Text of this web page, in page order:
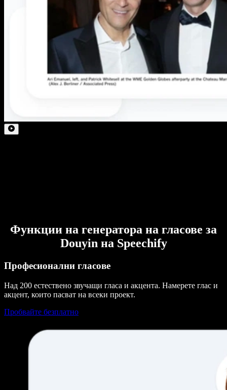
Функции на генератора на гласове за
Douyin на Speechify
Професионални гласове
Над 200 естествено звучащи гласа и акцента. Намерете глас и
акцент, които пасват на всеки проект.
Пробвайте безплатно